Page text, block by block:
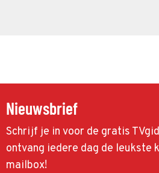
Nieuwsbrief
Schrijf je in voor de gratis
ontvang iedere dag de leukste
mailbox!